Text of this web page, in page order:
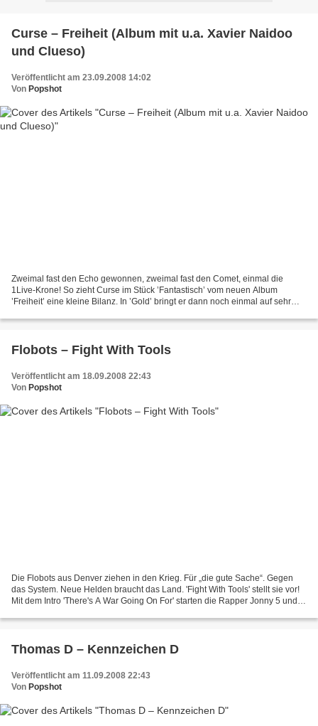
Curse – Freiheit (Album mit u.a. Xavier Naidoo
und Clueso)
Veröffentlicht am 23.09.2008 14:02
Von Popshot
Zweimal fast den Echo gewonnen, zweimal fast den Comet, einmal die
1Live-Krone! So zieht Curse im Stück ’Fantastisch’ vom neuen Album
’Freiheit’ eine kleine Bilanz. In ’Gold’ bringt er dann noch einmal auf sehr
Flobots – Fight With Tools
Veröffentlicht am 18.09.2008 22:43
Von Popshot
Die Flobots aus Denver ziehen in den Krieg. Für „die gute Sache“. Gegen
das System. Neue Helden braucht das Land. 'Fight With Tools' stellt sie vor!
Mit dem Intro 'There's A War Going On For' starten die Rapper Jonny 5 und
Thomas D – Kennzeichen D
Veröffentlicht am 11.09.2008 22:43
Von Popshot